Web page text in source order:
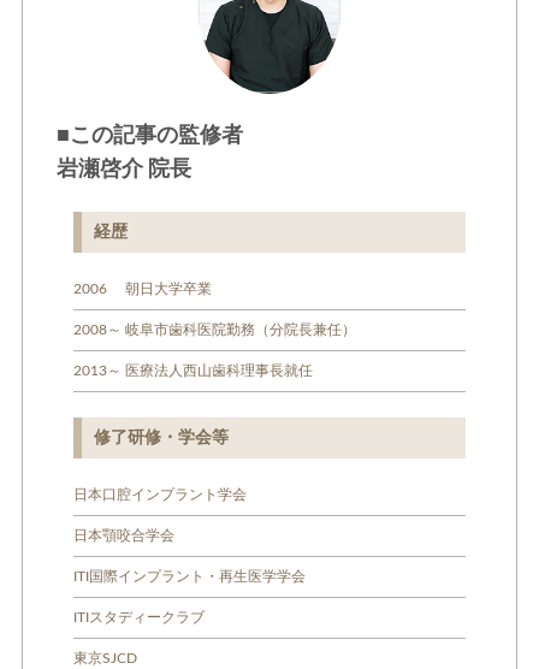
■この記事の監修者
岩瀬啓介 院長
経歴
2006 朝日大学卒業
2008～ 岐阜市歯科医院勤務（分院長兼任）
2013～ 医療法人西山歯科理事長就任
修了研修・学会等
日本口腔インプラント学会
日本顎咬合学会
ITI国際インプラント・再生医学学会
ITIスタディークラブ
東京SJCD